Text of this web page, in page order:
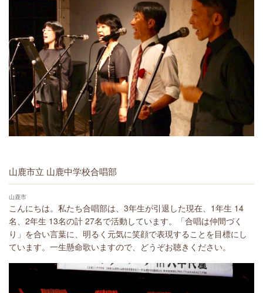
山鹿市立 山鹿中学校合唱部
山鹿市
こんにちは。私たち合唱部は、3年生が引退した現在、1年生 14
名、2年生 13名の計 27名で活動しています。「合唱は仲間づく
り」を合い言葉に、明るく元気に笑顔で表現することを目標にし
ています。一生懸命歌いますので、どうぞお聴きください。